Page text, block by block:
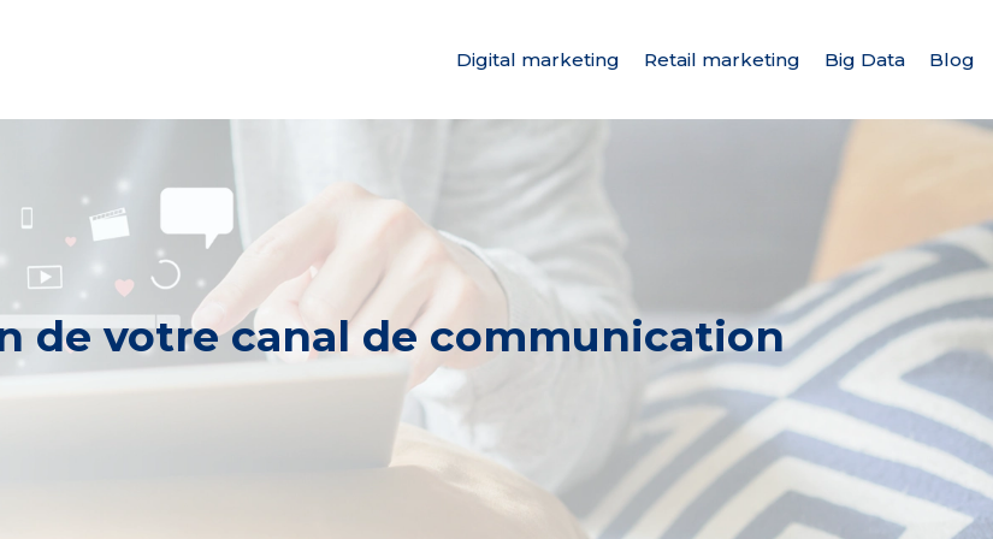
Digital marketing Retail marketing Big Data Blog
de votre canal de communication